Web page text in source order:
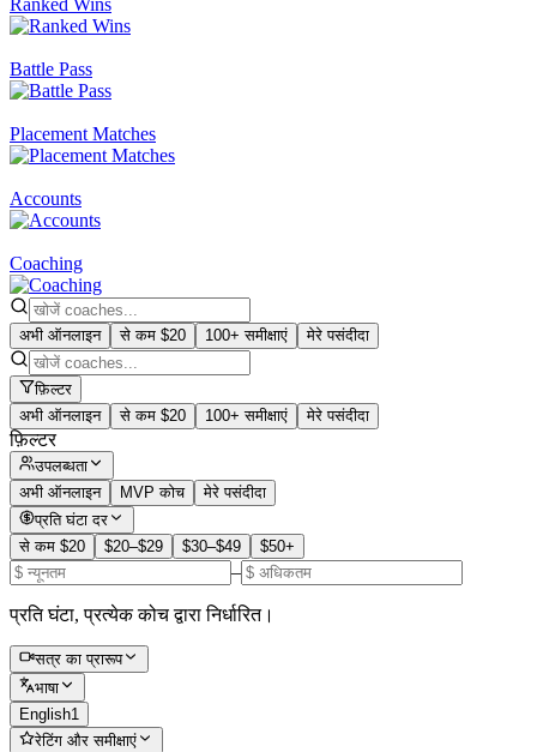
Ranked Wins
Battle Pass
Placement Matches
Accounts
Coaching
अभी ऑनलाइन से कम $20 100+ समीक्षाएं मेरे पसंदीदा
फ़िल्टर
अभी ऑनलाइन
से कम $20 100+ समीक्षाएं मेरे पसंदीदा
फ़िल्टर
उपलब्धता
अभी ऑनलाइन
MVP कोच
मेरे पसंदीदा
प्रति घंटा दर
से कम $20
$20–$29 $30–$49 $50+
–
प्रति घंटा, प्रत्येक कोच द्वारा निर्धारित।
सत्र का प्रारूप
भाषा
English1
रेटिंग और समीक्षाएं